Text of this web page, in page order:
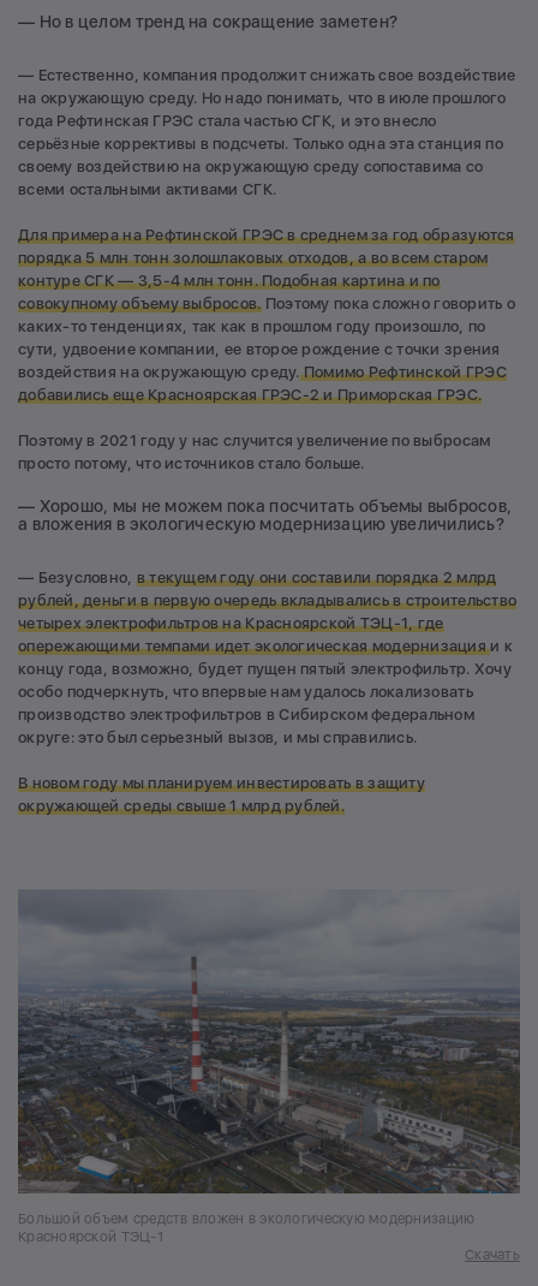
— Но в целом тренд на сокращение заметен?
— Естественно, компания продолжит снижать свое воздействие
на окружающую среду. Но надо понимать, что в июле прошлого
года Рефтинская ГРЭС стала частью СГК, и это внесло
серьёзные коррективы в подсчеты. Только одна эта станция по
своему воздействию на окружающую среду сопоставима со
всеми остальными активами СГК.
Для примера на Рефтинской ГРЭС в среднем за год образуются
порядка 5 млн тонн золошлаковых отходов, а во всем старом
контуре СГК — 3,5-4 млн тонн. Подобная картина и по
совокупному объему выбросов.Поэтому пока сложно говорить о
каких-то тенденциях, так как в прошлом году произошло, по
сути, удвоение компании, ее второе рождение с точки зрения
воздействия на окружающую среду.Помимо Рефтинской ГРЭС
добавились еще Красноярская ГРЭС-2 и Приморская ГРЭС.
Поэтому в 2021 году у нас случится увеличение по выбросам
просто потому, что источников стало больше.
— Хорошо, мы не можем пока посчитать объемы выбросов,
а вложения в экологическую модернизацию увеличились?
— Безусловно, в текущем году они составили порядка 2 млрд
рублей, деньги в первую очередь вкладывались в строительство
четырех электрофильтров на Красноярской ТЭЦ-1, где
опережающими темпами идет экологическая модернизацияи к
концу года, возможно, будет пущен пятый электрофильтр. Хочу
особо подчеркнуть, что впервые нам удалось локализовать
производство электрофильтров в Сибирском федеральном
округе: это был серьезный вызов, и мы справились.
В новом году мы планируем инвестировать в защиту
окружающей среды свыше 1 млрд рублей.
Большой объем средств вложен в экологическую модернизацию
Красноярской ТЭЦ-1
Скачать